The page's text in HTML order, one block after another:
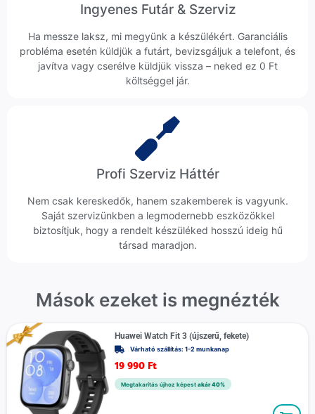
Ingyenes Futár & Szerviz
Ha messze laksz, mi megyünk a készülékért. Garanciális
probléma esetén küldjük a futárt, bevizsgáljuk a telefont, és
javítva vagy cserélve küldjük vissza – neked ez 0 Ft
költséggel jár.
Profi Szerviz Háttér
Nem csak kereskedők, hanem szakemberek is vagyunk.
Saját szervizünkben a legmodernebb eszközökkel
biztosítjuk, hogy a rendelt készüléked hosszú ideig hű
társad maradjon.
Mások ezeket is megnézték
Huawei Watch Fit 3 (újszerű, fekete)
Várható szállítás: 1-2 munkanap
19 990 Ft
Megtakarítás újhoz képest akár 40%